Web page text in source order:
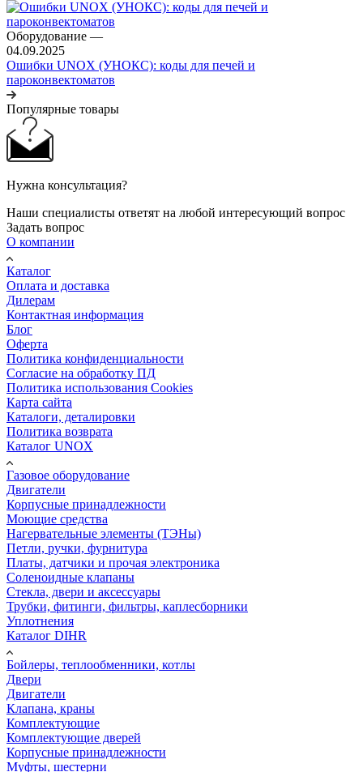
Оборудование —
04.09.2025
Ошибки UNOX (УНОКС): коды для печей и
пароконвектоматов
Популярные товары
Нужна консультация?
Наши специалисты ответят на любой интересующий вопрос
Задать вопрос
О компании
Каталог
Оплата и доставка
Дилерам
Контактная информация
Блог
Оферта
Политика конфиденциальности
Согласие на обработку ПД
Политика использования Cookies
Карта сайта
Каталоги, деталировки
Политика возврата
Каталог UNOX
Газовое оборудование
Двигатели
Корпусные принадлежности
Моющие средства
Нагервательные элементы (ТЭНы)
Петли, ручки, фурнитура
Платы, датчики и прочая электроника
Соленоидные клапаны
Стекла, двери и аксессуары
Трубки, фитинги, фильтры, каплесборники
Уплотнения
Каталог DIHR
Бойлеры, теплообменники, котлы
Двери
Двигатели
Клапана, краны
Комплектующие
Комплектующие дверей
Корпусные принадлежности
Муфты, шестерни